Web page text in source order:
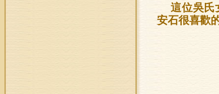
這位吳氏
安石很喜歡